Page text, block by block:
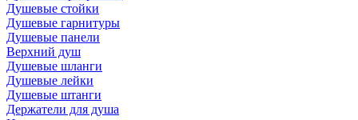
Душевые стойки
Душевые гарнитуры
Душевые панели
Верхний душ
Душевые шланги
Душевые лейки
Душевые штанги
Держатели для душа